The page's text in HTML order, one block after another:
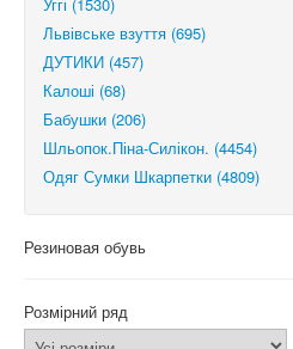
Львівське взуття (695)
ДУТИКИ (457)
Калоші (68)
Бабушки (206)
Шльопок.Піна-Силікон. (4454)
Одяг Сумки Шкарпетки (4809)
Резиновая обувь
Розмірний ряд